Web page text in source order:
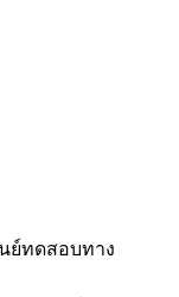
ย์ทดสอบทาง